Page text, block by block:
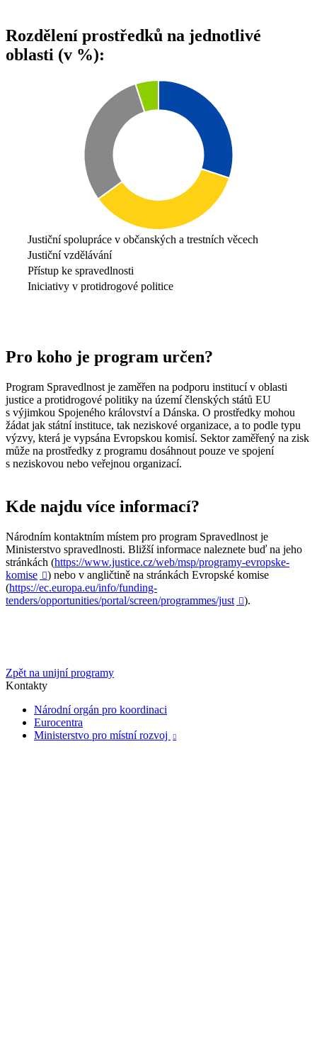
Rozdělení prostředků na jednotlivé
oblasti (v %):
Justiční spolupráce v občanských a trestních věcech
Justiční vzdělávání
Přístup ke spravedlnosti
Iniciativy v protidrogové politice
Pro koho je program určen?
Program Spravedlnost je zaměřen na podporu institucí v oblasti
justice a protidrogové politiky na území členských států EU
s výjimkou Spojeného království a Dánska. O prostředky mohou
žádat jak státní instituce, tak neziskové organizace, a to podle typu
výzvy, která je vypsána Evropskou komisí. Sektor zaměřený na zisk
může na prostředky z programu dosáhnout pouze ve spojení
s neziskovou nebo veřejnou organizací.
Kde najdu více informací?
Národním kontaktním místem pro program Spravedlnost je
Ministerstvo spravedlnosti. Bližší informace naleznete buď na jeho
stránkách (https://www.justice.cz/web/msp/programy-evropske-
komise ) nebo v angličtině na stránkách Evropské komise
(https://ec.europa.eu/info/funding-
tenders/opportunities/portal/screen/programmes/just ).
Zpět na unijní programy
Kontakty
Národní orgán pro koordinaci
Eurocentra
Ministerstvo pro místní rozvoj
